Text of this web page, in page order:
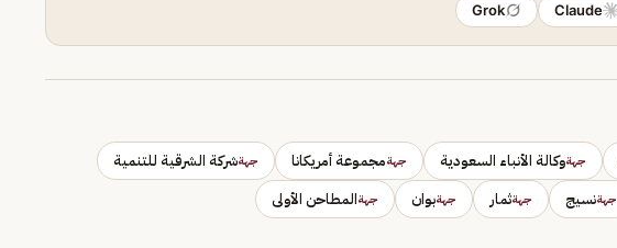
Claude
Grok
جهةوكالة الأنباء السعودية جهةمجموعة أمريكانا جهةشركة الشرقية للتنمية
جهةنسيج جهةثمار جهةبوان جهةالمطاحن الأولى